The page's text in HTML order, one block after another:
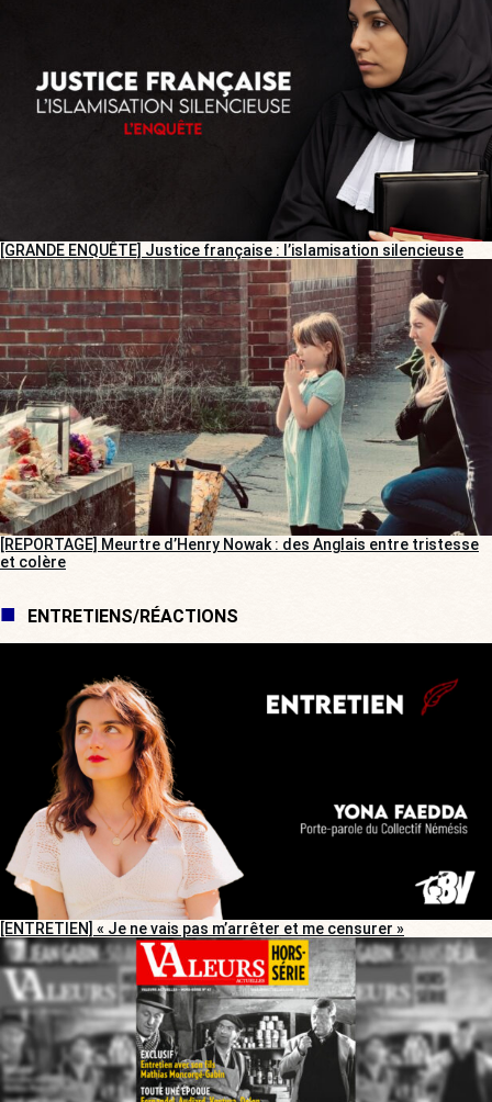
[GRANDE ENQUÊTE] Justice française : l’islamisation silencieuse
[REPORTAGE] Meurtre d’Henry Nowak : des Anglais entre tristesse
et colère
ENTRETIENS/RÉACTIONS
[ENTRETIEN] « Je ne vais pas m’arrêter et me censurer »